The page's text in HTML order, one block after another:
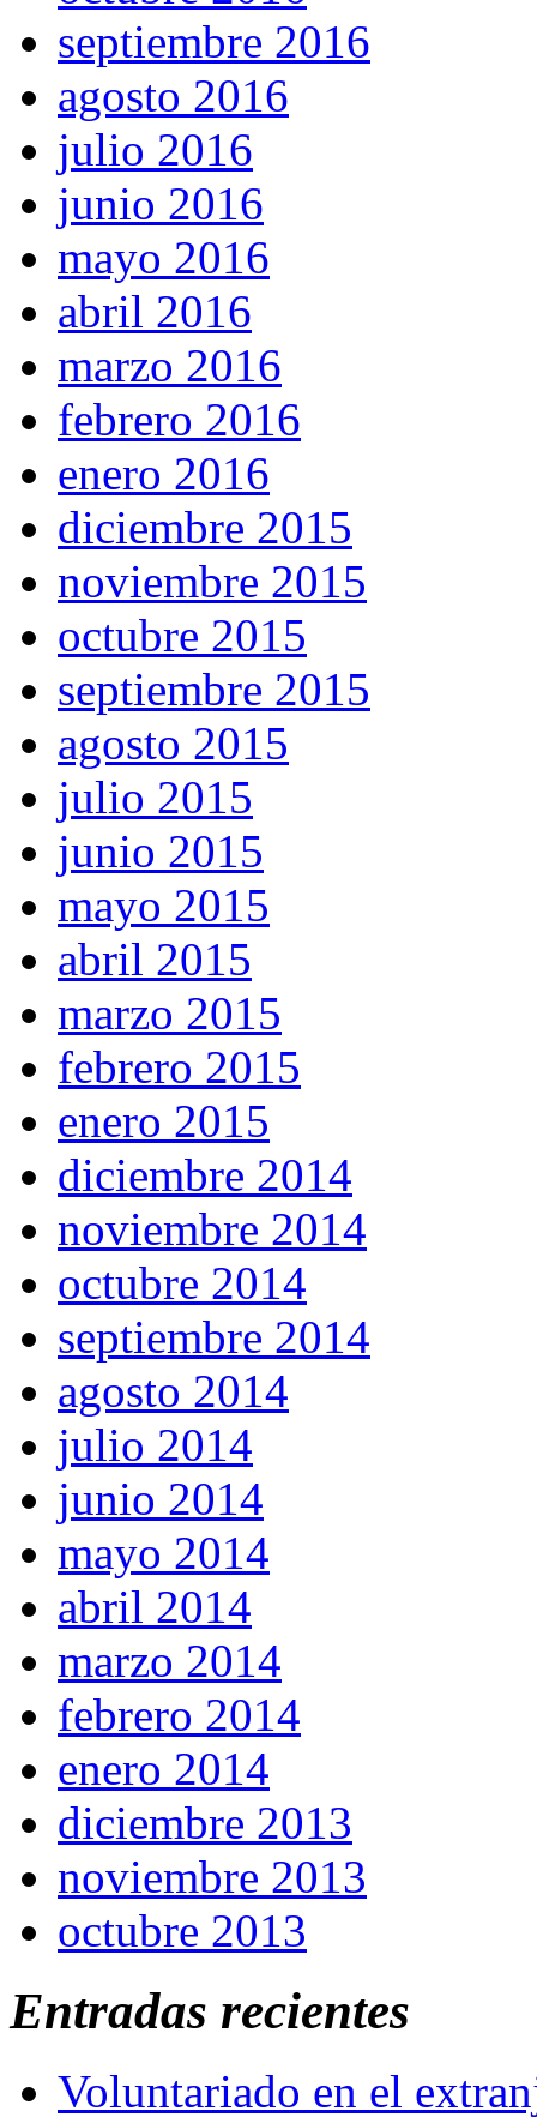
septiembre 2016
agosto 2016
julio 2016
junio 2016
mayo 2016
abril 2016
marzo 2016
febrero 2016
enero 2016
diciembre 2015
noviembre 2015
octubre 2015
septiembre 2015
agosto 2015
julio 2015
junio 2015
mayo 2015
abril 2015
marzo 2015
febrero 2015
enero 2015
diciembre 2014
noviembre 2014
octubre 2014
septiembre 2014
agosto 2014
julio 2014
junio 2014
mayo 2014
abril 2014
marzo 2014
febrero 2014
enero 2014
diciembre 2013
noviembre 2013
octubre 2013
Entradas recientes
Voluntariado en el